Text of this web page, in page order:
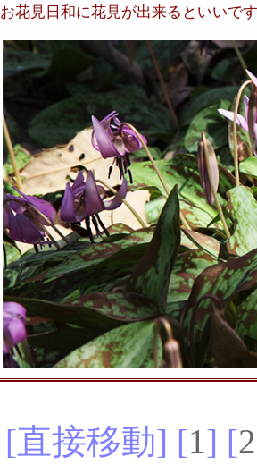
お花見日和に花見が出来るといいで
[直接移動] [1] [2